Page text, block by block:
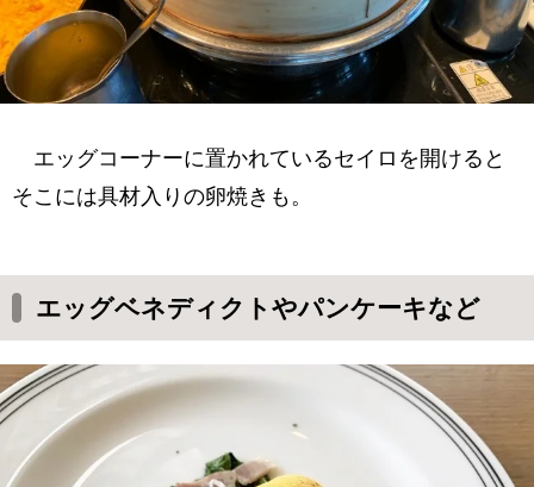
エッグコーナーに置かれているセイロを開けると
そこには具材入りの卵焼きも。
エッグベネディクトやパンケーキなど